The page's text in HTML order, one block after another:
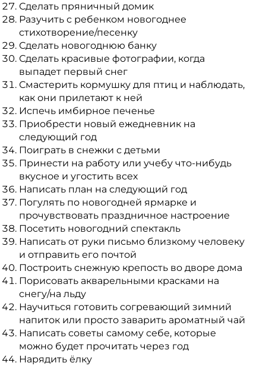
Сделать пряничный домик
Разучить с ребенком новогоднее
стихотворение/песенку
Сделать новогоднюю банку
Сделать красивые фотографии, когда
выпадет первый снег
Смастерить кормушку для птиц и наблюдать,
как они прилетают к ней
Испечь имбирное печенье
Приобрести новый ежедневник на
следующий год
Поиграть в снежки с детьми
Принести на работу или учебу что-нибудь
вкусное и угостить всех
Написать план на следующий год
Погулять по новогодней ярмарке и
прочувствовать праздничное настроение
Посетить новогодний спектакль
Написать от руки письмо близкому человеку
и отправить его почтой
Построить снежную крепость во дворе дома
Порисовать акварельными красками на
снегу/на льду
Научиться готовить согревающий зимний
напиток или просто заварить ароматный чай
Написать советы самому себе, которые
можно будет прочитать через год
Нарядить ёлку